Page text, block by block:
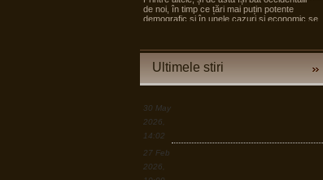
de noi, în timp ce țări mai puțin potente
demografic și în unele cazuri și economic se
din societate, noi încă dezbatem cine e
războiul cea mai bună resursă a Europei sunt
Pârvu Florin
19 Mar 2026, 00:50
Ultimele stiri
30 May
2026,
14:02
27 Feb
2026,